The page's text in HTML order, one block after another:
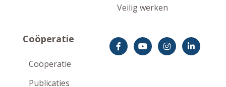
Veilig werken
Coöperatie
Coöperatie
Publicaties